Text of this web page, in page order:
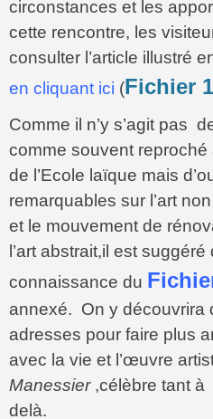
circonstances et les
cette rencontre, les
consulter l’article illustré
en cliquant ici (Fichier 1
Comme il n’y s’agit pas
comme souvent
de l’Ecole laïque mais
remarquables sur l’art
et le mouvement de
l’art abstrait,il est
connaissance du
annexé. On y découvrira
adresses pour faire plus
avec la vie et l’œuvre
Manessier,célèbre tant à
delà.